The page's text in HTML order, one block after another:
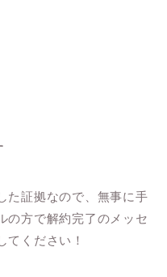
た証拠なので、無事に手
の方で解約完了のメッセ
てください！